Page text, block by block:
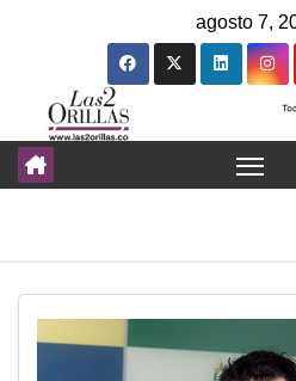
agosto 7,